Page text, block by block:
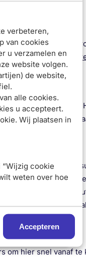
verbeteren,
van cookies
u verzamelen en
website volgen.
de website,
alle cookies.
u accepteert.
Wij plaatsen in
cookie
weten over hoe
Accepteren
Heb je een
gezicht een
ander soort huid.
we een divers
zoals zwarte
onder andere
zulke maskers
tot vette huid.
om hier snel vanaf